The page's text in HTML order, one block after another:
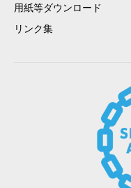
用紙等ダウンロード
リンク集